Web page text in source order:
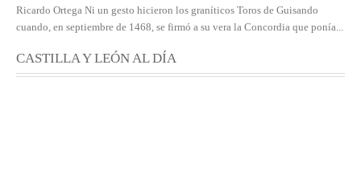
Ricardo Ortega Ni un gesto hicieron los graníticos Toros de Guisando
cuando, en septiembre de 1468, se firmó a su vera la Concordia que ponía...
CASTILLA Y LEÓN AL DÍA